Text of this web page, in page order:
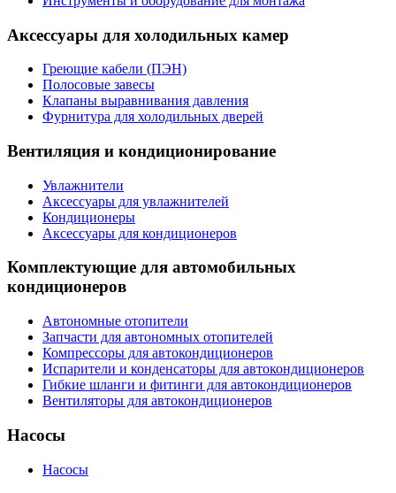
Аксессуары для холодильных камер
Греющие кабели (ПЭН)
Полосовые завесы
Клапаны выравнивания давления
Фурнитура для холодильных дверей
Вентиляция и кондиционирование
Увлажнители
Аксессуары для увлажнителей
Кондиционеры
Аксессуары для кондиционеров
Комплектующие для автомобильных
кондиционеров
Автономные отопители
Запчасти для автономных отопителей
Компрессоры для автокондиционеров
Испарители и конденсаторы для автокондиционеров
Гибкие шланги и фитинги для автокондиционеров
Вентиляторы для автокондиционеров
Насосы
Насосы